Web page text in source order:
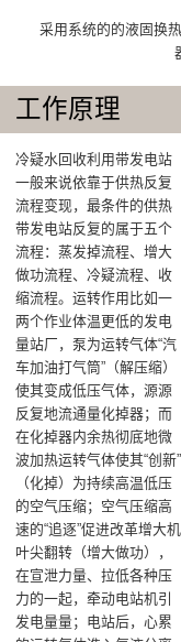
采用系统的的液固换
工作原理
冷疑水回收利用带发电站
一般来说依靠于供热反复
流程变现，最条件的供热
带发电站反复的属于五个
流程：蒸发掉流程、增大
做功流程、冷疑流程、收
缩流程。运转作用比如一
两个作业体温更低的发电
量站厂，泵为运转气体“汽
车加油打气筒”（解压缩）
使其变成低压气体，源源
反复地流通量化掉器；而
在化掉器内余热彻底地微
波加热运转气体使其“创新”
（化掉）为持续高温低压
的空气压缩；空气压缩高
速的“追逐”促进改革增大机
叶尖翻转（增大做功），
在宣泄力量、拉低各种压
力的一起，牵动电站机引
发电量量；电站后，心累